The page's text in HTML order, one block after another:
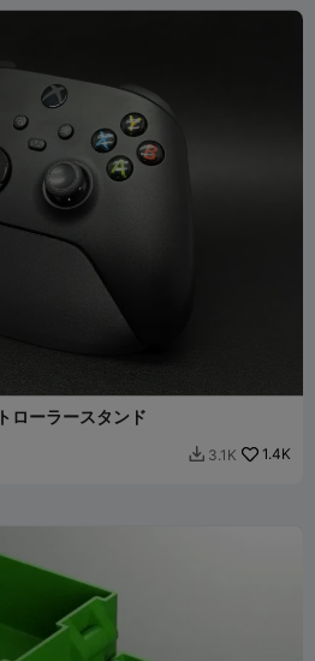
ローラースタンド
 3.1K 1.4K